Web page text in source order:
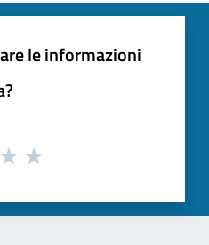
le informazioni